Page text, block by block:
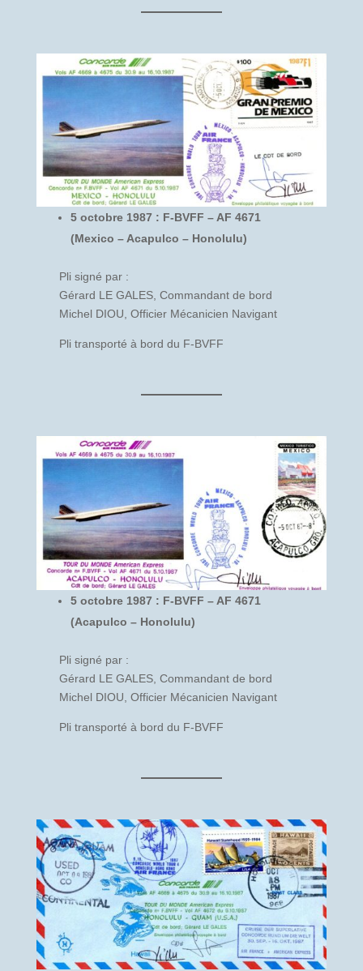
5 octobre 1987 : F-BVFF – AF 4671
(Mexico – Acapulco – Honolulu)
Pli signé par :
Gérard LE GALES, Commandant de bord
Michel DIOU, Officier Mécanicien Navigant
Pli transporté à bord du F-BVFF
5 octobre 1987 : F-BVFF – AF 4671
(Acapulco – Honolulu)
Pli signé par :
Gérard LE GALES, Commandant de bord
Michel DIOU, Officier Mécanicien Navigant
Pli transporté à bord du F-BVFF